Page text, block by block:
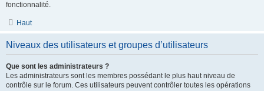
fonctionnalité.
Haut
Niveaux des utilisateurs et groupes d’utilisateurs
Que sont les administrateurs ?
Les administrateurs sont les membres possédant le plus haut niveau de
contrôle sur le forum. Ces utilisateurs peuvent contrôler toutes les opérations